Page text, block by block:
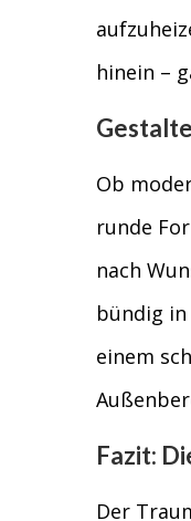
hinein –
Ob
runde
nach
bündig
einem
Fazit:
Der